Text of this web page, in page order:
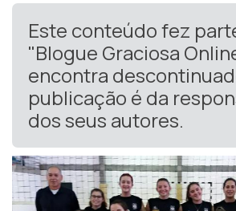
Este conteúdo fez
"Blogue Graciosa
encontra
publicação é da
dos seus autores.